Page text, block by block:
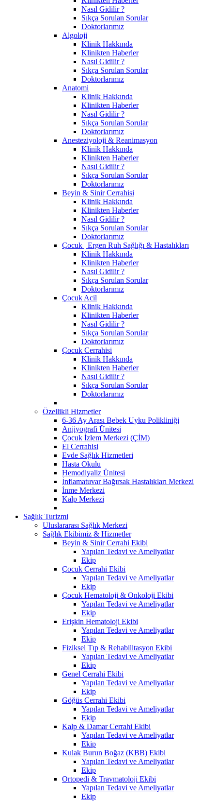
Nasıl Gidilir ?
Sıkça Sorulan Sorular
Doktorlarımız
Algoloji
Klinik Hakkında
Klinikten Haberler
Nasıl Gidilir ?
Sıkça Sorulan Sorular
Doktorlarımız
Anatomi
Klinik Hakkında
Klinikten Haberler
Nasıl Gidilir ?
Sıkça Sorulan Sorular
Doktorlarımız
Anesteziyoloji & Reanimasyon
Klinik Hakkında
Klinikten Haberler
Nasıl Gidilir ?
Sıkça Sorulan Sorular
Doktorlarımız
Beyin & Sinir Cerrahisi
Klinik Hakkında
Klinikten Haberler
Nasıl Gidilir ?
Sıkça Sorulan Sorular
Doktorlarımız
Çocuk | Ergen Ruh Sağlığı & Hastalıkları
Klinik Hakkında
Klinikten Haberler
Nasıl Gidilir ?
Sıkça Sorulan Sorular
Doktorlarımız
Çocuk Acil
Klinik Hakkında
Klinikten Haberler
Nasıl Gidilir ?
Sıkça Sorulan Sorular
Doktorlarımız
Çocuk Cerrahisi
Klinik Hakkında
Klinikten Haberler
Nasıl Gidilir ?
Sıkça Sorulan Sorular
Doktorlarımız
Özellikli Hizmetler
6-36 Ay Arası Bebek Uyku Polikliniği
Anjiyografi Ünitesi
Çocuk İzlem Merkezi (ÇİM)
El Cerrahisi
Evde Sağlık Hizmetleri
Hasta Okulu
Hemodiyaliz Ünitesi
İnflamatuvar Bağırsak Hastalıkları Merkezi
İnme Merkezi
Kalp Merkezi
Sağlık Turizmi
Uluslararası Sağlık Merkezi
Sağlık Ekibimiz & Hizmetler
Beyin & Sinir Cerrahi Ekibi
Yapılan Tedavi ve Ameliyatlar
Ekip
Çocuk Cerrahi Ekibi
Yapılan Tedavi ve Ameliyatlar
Ekip
Çocuk Hematoloji & Onkoloji Ekibi
Yapılan Tedavi ve Ameliyatlar
Ekip
Erişkin Hematoloji Ekibi
Yapılan Tedavi ve Ameliyatlar
Ekip
Fiziksel Tıp & Rehabilitasyon Ekibi
Yapılan Tedavi ve Ameliyatlar
Ekip
Genel Cerrahi Ekibi
Yapılan Tedavi ve Ameliyatlar
Ekip
Göğüs Cerrahi Ekibi
Yapılan Tedavi ve Ameliyatlar
Ekip
Kalp & Damar Cerrahi Ekibi
Yapılan Tedavi ve Ameliyatlar
Ekip
Kulak Burun Boğaz (KBB) Ekibi
Yapılan Tedavi ve Ameliyatlar
Ekip
Ortopedi & Travmatoloji Ekibi
Yapılan Tedavi ve Ameliyatlar
Ekip